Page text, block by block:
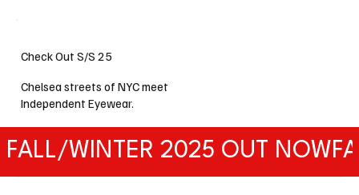
Check Out S/S 25
Chelsea streets of NYC meet
Independent Eyewear.
FALL/WINTER 2025 OUT NOW